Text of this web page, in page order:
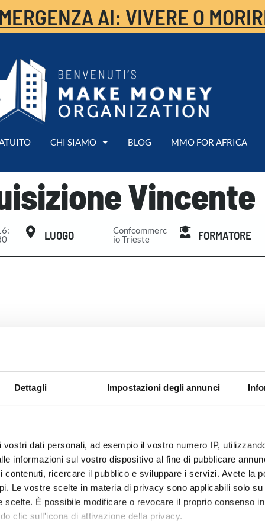
Dettagli Impostazioni degli annunci
vostri dati personali, ad esempio il vostro numero IP,
informazioni sul vostro dispositivo al fine di pubblicare
contenuti, ricercare il pubblico e sviluppare i servizi. Avete la
Le vostre scelte in materia di privacy sono applicabili solo su
scelte. È possibile modificare o revocare il proprio consenso
clic sull'icona di attivazione della privacy.
AI: VIVERE O
CHI SIAMO BLOG MMO FOR AFRICA
Vincente
LUOGO
Confcommerc
io Trieste
FORMATORE